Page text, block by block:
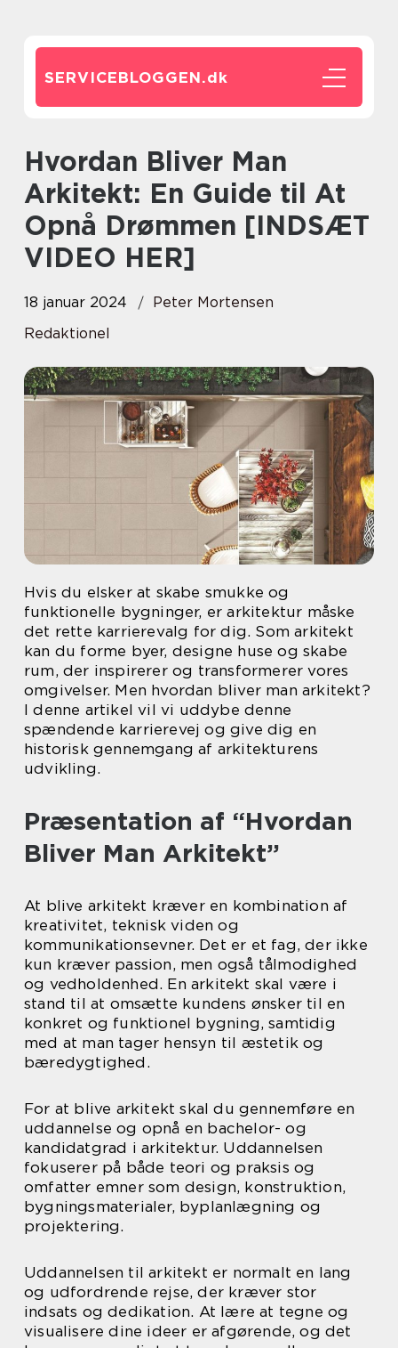
SERVICEBLOGGEN.dk
Hvordan Bliver Man
Arkitekt: En Guide til At
Opnå Drømmen [INDSÆT
VIDEO HER]
18 januar 2024
Peter Mortensen
Redaktionel
Hvis du elsker at skabe smukke og
funktionelle bygninger, er arkitektur måske
det rette karrierevalg for dig. Som arkitekt
kan du forme byer, designe huse og skabe
rum, der inspirerer og transformerer vores
omgivelser. Men hvordan bliver man arkitekt?
I denne artikel vil vi uddybe denne
spændende karrierevej og give dig en
historisk gennemgang af arkitekturens
udvikling.
Præsentation af “Hvordan
Bliver Man Arkitekt”
At blive arkitekt kræver en kombination af
kreativitet, teknisk viden og
kommunikationsevner. Det er et fag, der ikke
kun kræver passion, men også tålmodighed
og vedholdenhed. En arkitekt skal være i
stand til at omsætte kundens ønsker til en
konkret og funktionel bygning, samtidig
med at man tager hensyn til æstetik og
bæredygtighed.
For at blive arkitekt skal du gennemføre en
uddannelse og opnå en bachelor- og
kandidatgrad i arkitektur. Uddannelsen
fokuserer på både teori og praksis og
omfatter emner som design, konstruktion,
bygningsmaterialer, byplanlægning og
projektering.
Uddannelsen til arkitekt er normalt en lang
og udfordrende rejse, der kræver stor
indsats og dedikation. At lære at tegne og
visualisere dine ideer er afgørende, og det